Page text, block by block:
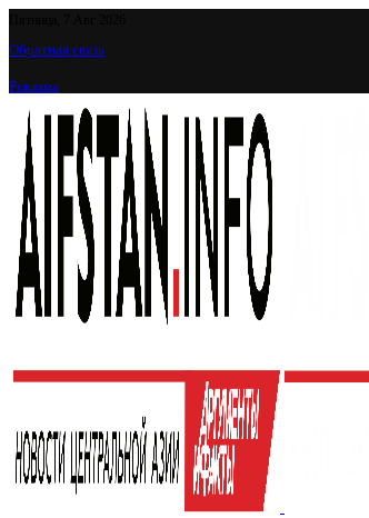
Обратная связь
Реклама